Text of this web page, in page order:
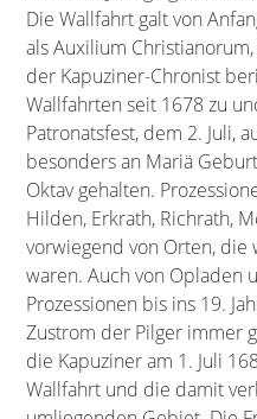
Die Wallfahrt galt von
als Auxilium
der Kapuziner-Chronist
Wallfahrten seit 1678 zu
Patronatsfest, dem 2. Juli,
besonders an Mariä
Oktav gehalten.
Hilden, Erkrath, Richrath,
vorwiegend von Orten,
waren. Auch von Opladen
Prozessionen bis ins 19.
Zustrom der Pilger immer
die Kapuziner am 1. Juli
Wallfahrt und die damit